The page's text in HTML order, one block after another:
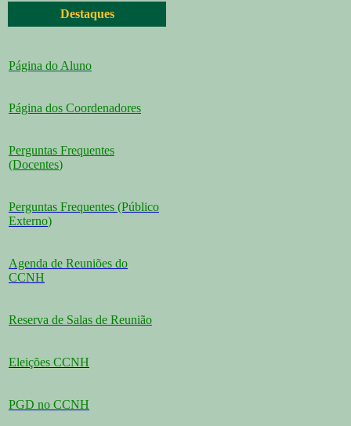
Destaques
Página do Aluno
Página dos Coordenadores
Perguntas Frequentes
(Docentes)
Perguntas Frequentes (Público
Externo)
Agenda de Reuniões do
CCNH
Reserva de Salas de Reunião
Eleições CCNH
PGD no CCNH